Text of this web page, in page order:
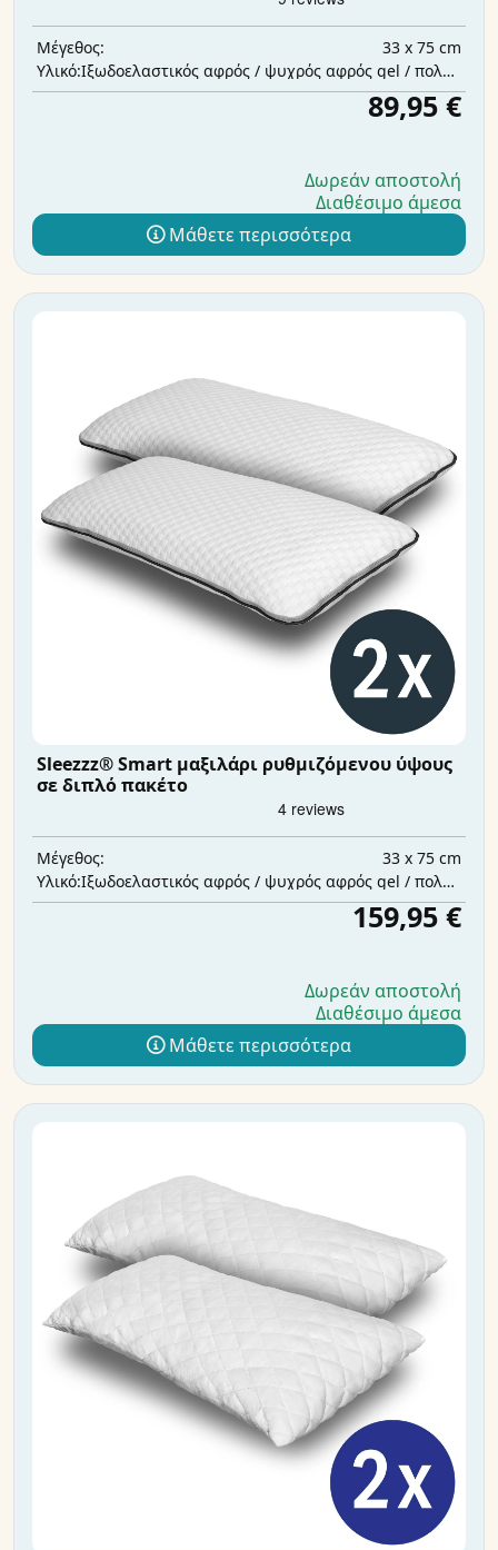
Μέγεθος:
33 x 75 cm
Υλικό:
Ιξωδοελαστικός αφρός / ψυχρός αφρός gel / πολυεστερική βάτα
89,95 €
Δωρεάν αποστολή
Διαθέσιμο άμεσα
Μάθετε περισσότερα
Sleezzz® Smart μαξιλάρι ρυθμιζόμενου ύψους
σε διπλό πακέτο
Μέγεθος:
33 x 75 cm
Υλικό:
Ιξωδοελαστικός αφρός / ψυχρός αφρός gel / πολυεστερική βάτα
159,95 €
Δωρεάν αποστολή
Διαθέσιμο άμεσα
Μάθετε περισσότερα